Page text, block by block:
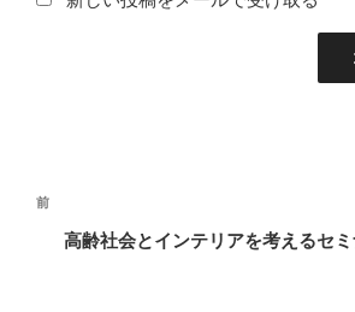
投
前
前
高齢社会とインテリアを考えるセ